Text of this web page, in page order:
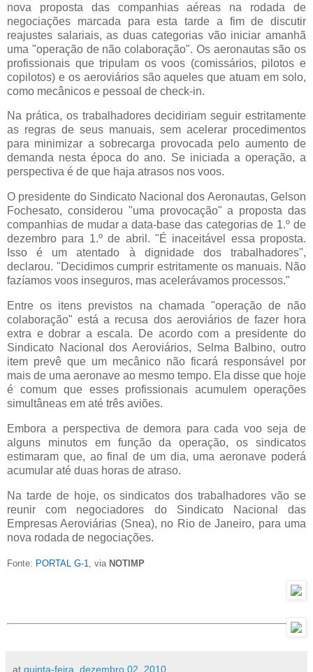
nova proposta das companhias aéreas na rodada de
negociações marcada para esta tarde a fim de discutir
reajustes salariais, as duas categorias vão iniciar amanhã
uma "operação de não colaboração". Os aeronautas são os
profissionais que tripulam os voos (comissários, pilotos e
copilotos) e os aeroviários são aqueles que atuam em solo,
como mecânicos e pessoal de check-in.
Na prática, os trabalhadores decidiriam seguir estritamente
as regras de seus manuais, sem acelerar procedimentos
para minimizar a sobrecarga provocada pelo aumento de
demanda nesta época do ano. Se iniciada a operação, a
perspectiva é de que haja atrasos nos voos.
O presidente do Sindicato Nacional dos Aeronautas, Gelson
Fochesato, considerou "uma provocação" a proposta das
companhias de mudar a data-base das categorias de 1.º de
dezembro para 1.º de abril. "É inaceitável essa proposta.
Isso é um atentado à dignidade dos trabalhadores",
declarou. "Decidimos cumprir estritamente os manuais. Não
fazíamos voos inseguros, mas acelerávamos processos."
Entre os itens previstos na chamada "operação de não
colaboração" está a recusa dos aeroviários de fazer hora
extra e dobrar a escala. De acordo com a presidente do
Sindicato Nacional dos Aeroviários, Selma Balbino, outro
item prevê que um mecânico não ficará responsável por
mais de uma aeronave ao mesmo tempo. Ela disse que hoje
é comum que esses profissionais acumulem operações
simultâneas em até três aviões.
Embora a perspectiva de demora para cada voo seja de
alguns minutos em função da operação, os sindicatos
estimaram que, ao final de um dia, uma aeronave poderá
acumular até duas horas de atraso.
Na tarde de hoje, os sindicatos dos trabalhadores vão se
reunir com negociadores do Sindicato Nacional das
Empresas Aeroviárias (Snea), no Rio de Janeiro, para uma
nova rodada de negociações.
Fonte: PORTAL G-1 , via NOTIMP
at quinta-feira, dezembro 02, 2010